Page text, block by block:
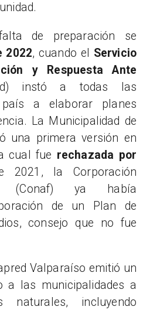
de preparación se
2022, cuando el Servicio
y Respuesta Ante
instó a todas las
país a elaborar planes
La Municipalidad de
una primera versión en
cual fue rechazada por
2021, la Corporación
(Conaf) ya había
de un Plan de
consejo que no fue
Valparaíso emitió un
a las municipalidades a
naturales, incluyendo